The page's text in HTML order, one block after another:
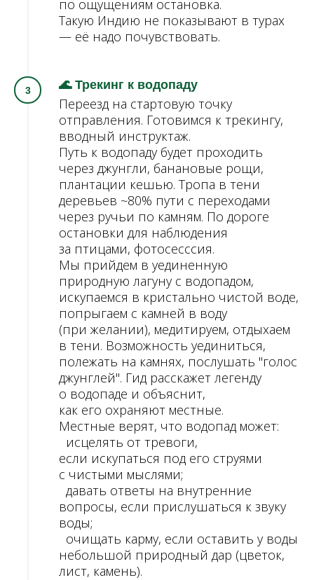
по ощущениям остановка.
Такую Индию не показывают в турах
— её надо почувствовать.
🌊 Трекинг к водопаду
Переезд на стартовую точку
отправления. Готовимся к трекингу,
вводный инструктаж.
Путь к водопаду будет проходить
через джунгли, банановые рощи,
плантации кешью. Тропа в тени
деревьев ~80% пути с переходами
через ручьи по камням. По дороге
остановки для наблюдения
за птицами, фотосесссия.
Мы прийдем в уединенную
природную лагуну с водопадом,
искупаемся в кристально чистой воде,
попрыгаем с камней в воду
(при желании), медитируем, отдыхаем
в тени. Возможность уединиться,
полежать на камнях, послушать "голос
джунглей". Гид расскажет легенду
о водопаде и объяснит,
как его охраняют местные.
Местные верят, что водопад может:
исцелять от тревоги,
если искупаться под его струями
с чистыми мыслями;
давать ответы на внутренние
вопросы, если прислушаться к звуку
воды;
очищать карму, если оставить у воды
небольшой природный дар (цветок,
лист, камень).